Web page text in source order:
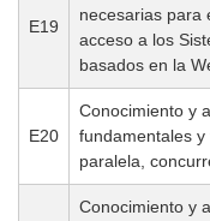
E19
necesarias para
acceso a los
basados en la
E20
Conocimiento y
fundamentales
paralela,
Conocimiento y